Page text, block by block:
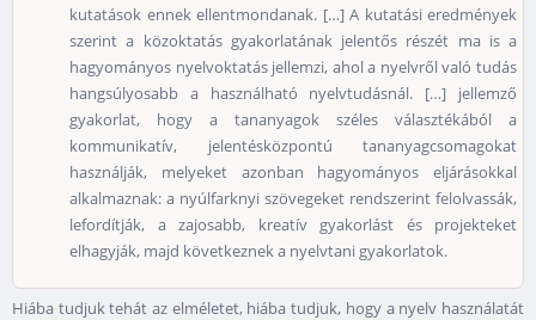
kutatások ennek ellentmondanak. […] A kutatási eredmények
szerint a közoktatás gyakorlatának jelentős részét ma is a
hagyományos nyelvoktatás jellemzi, ahol a nyelvről való tudás
hangsúlyosabb a használható nyelvtudásnál. […] jellemző
gyakorlat, hogy a tananyagok széles választékából a
kommunikatív, jelentésközpontú tananyagcsomagokat
használják, melyeket azonban hagyományos eljárásokkal
alkalmaznak: a nyúlfarknyi szövegeket rendszerint felolvassák,
lefordítják, a zajosabb, kreatív gyakorlást és projekteket
elhagyják, majd következnek a nyelvtani gyakorlatok.
Hiába tudjuk tehát az elméletet, hiába tudjuk, hogy a nyelv használatát